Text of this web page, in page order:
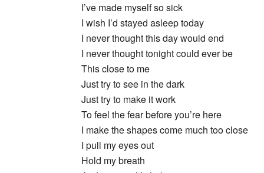
I’ve made myself so sick
I wish I’d stayed asleep today
I never thought this day would end
I never thought tonight could ever be
This close to me
Just try to see in the dark
Just try to make it work
To feel the fear before you’re here
I make the shapes come much too close
I pull my eyes out
Hold my breath